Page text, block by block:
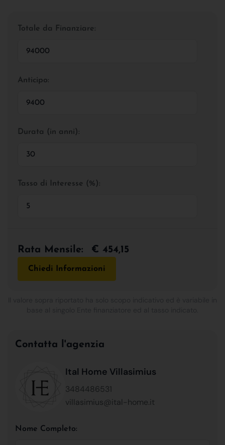
Totale da Finanziare:
Anticipo:
Durata (in anni):
Tasso di Interesse (%):
Rata Mensile: € 454,15
Chiedi Informazioni
Contatta l'agenzia
Ital Home Villasimius
3484486531
villasimius@ital-home.it
Nome Completo: